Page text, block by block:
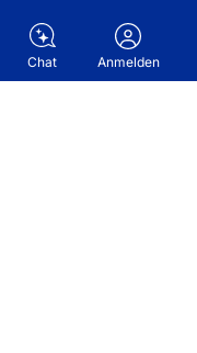
Chat Anmelden